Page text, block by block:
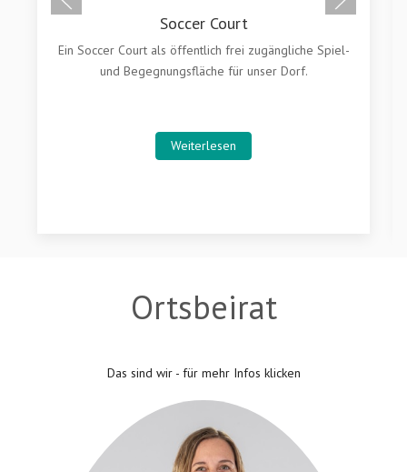
Ortsbeirat
Das sind wir - für mehr Infos klicken